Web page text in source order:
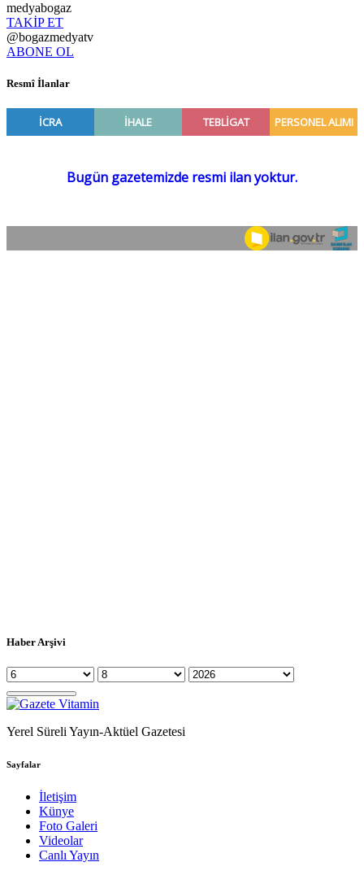
medyabogaz
TAKİP ET
@bogazmedyatv
ABONE OL
Resmî İlanlar
Haber Arşivi
Yerel Süreli Yayın-Aktüel Gazetesi
Sayfalar
İletişim
Künye
Foto Galeri
Videolar
Canlı Yayın